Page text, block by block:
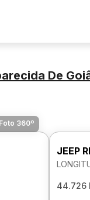
De
Foto 360º
JEEP
44.726